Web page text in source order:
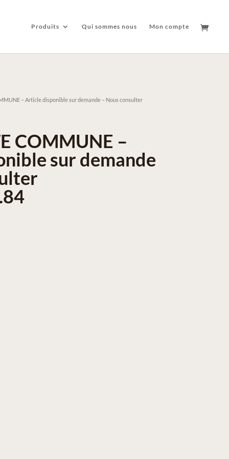
Produits Qui sommes nous Mon compte
– Article disponible sur demande – Nous consulter
COMMUNE –
sur demande